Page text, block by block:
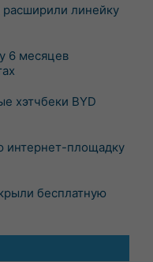
расширили линейку
6 месяцев
хэтчбеки BYD
интернет-площадку
бесплатную